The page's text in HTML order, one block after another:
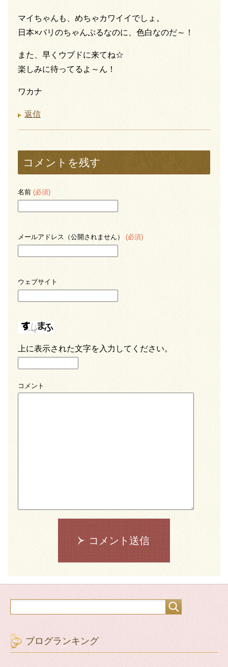
マイちゃんも、めちゃカワイイでしょ。
日本×バリのちゃんぷるなのに、色白なのだ～！
また、早くウブドに来てね☆
楽しみに待ってるよ～ん！
ワカナ
返信
コメントを残す
名前 (必須)
メールアドレス（公開されません） (必須)
ウェブサイト
上に表示された文字を入力してください。
コメント
コメント送信
ブログランキング